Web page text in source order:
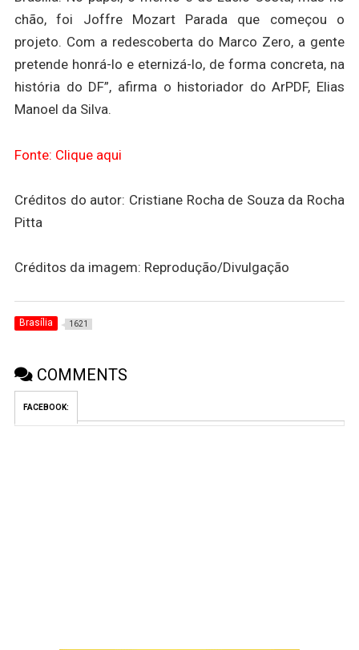
chão, foi Joffre Mozart Parada que começou o
projeto. Com a redescoberta do Marco Zero, a gente
pretende honrá-lo e eternizá-lo, de forma concreta, na
história do DF”, afirma o historiador do ArPDF, Elias
Manoel da Silva.
Fonte: Clique aqui
Créditos do autor: Cristiane Rocha de Souza da Rocha
Pitta
Créditos da imagem: Reprodução/Divulgação
Brasília 1621
COMMENTS
FACEBOOK: